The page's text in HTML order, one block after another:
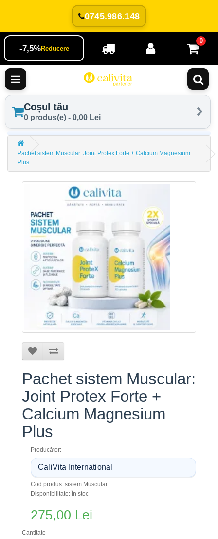
0745.986.148
-7,5%Reducere
0
Coșul tău
0 produs(e) - 0,00 Lei
Pachet sistem Muscular: Joint Protex Forte + Calcium Magnesium
Plus
Pachet sistem Muscular:
Joint Protex Forte +
Calcium Magnesium
Plus
Producător:
CaliVita International
Cod produs: sistem Muscular
Disponibilitate: În stoc
275,00 Lei
Cantitate